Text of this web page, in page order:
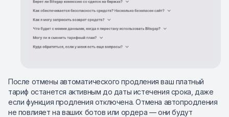
После отмены автоматического продления ваш платный
тариф останется активным до даты истечения срока, даже
если функция продления отключена. Отмена автопродления
не повлияет на ваших ботов или ордера — они будут